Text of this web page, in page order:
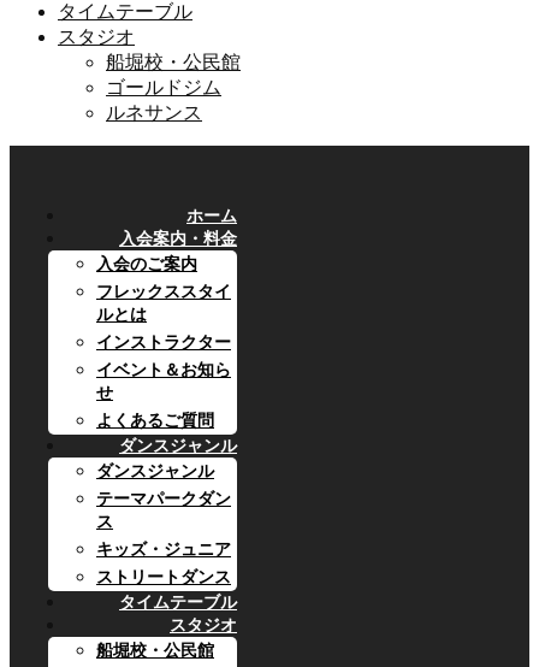
タイムテーブル
スタジオ
船堀校・公民館
ゴールドジム
ルネサンス
ホーム
入会案内・料金
入会のご案内
フレックススタイ
ルとは
インストラクター
イベント＆お知ら
せ
よくあるご質問
ダンスジャンル
ダンスジャンル
テーマパークダン
ス
キッズ・ジュニア
ストリートダンス
タイムテーブル
スタジオ
船堀校・公民館